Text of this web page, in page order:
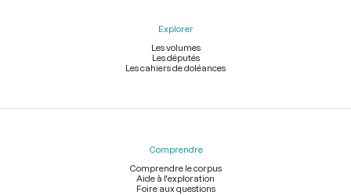
Explorer
Les volumes
Les députés
Les cahiers de doléances
Comprendre
Comprendre le corpus
Aide à l'exploration
Foire aux questions